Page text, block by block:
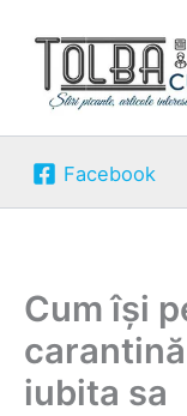
content
Facebook
Cum își
iubita sa